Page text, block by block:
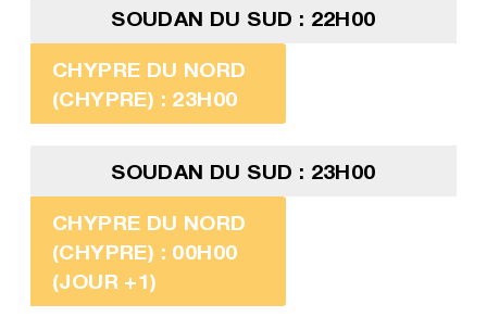
SOUDAN DU SUD : 22H00
CHYPRE DU NORD
(CHYPRE) : 23H00
SOUDAN DU SUD : 23H00
CHYPRE DU NORD
(CHYPRE) : 00H00
(JOUR +1)